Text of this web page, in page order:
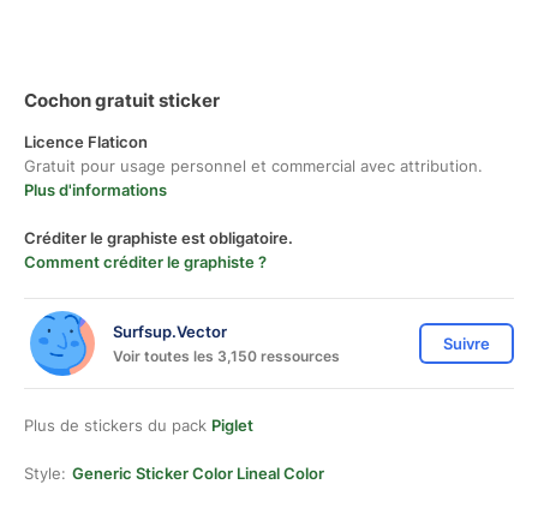
Cochon gratuit sticker
Licence Flaticon
Gratuit pour usage personnel et commercial avec attribution.
Plus d'informations
Créditer le graphiste est obligatoire.
Comment créditer le graphiste ?
Surfsup.Vector
Voir toutes les 3,150 ressources
Suivre
Plus de stickers du pack Piglet
Style: Generic Sticker Color Lineal Color